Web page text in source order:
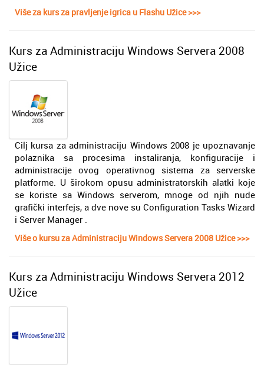
Više za kurs za pravljenje igrica u Flashu Užice >>>
Kurs za Administraciju Windows Servera 2008
Užice
Cilj kursa za administraciju Windows 2008 je upoznavanje
polaznika sa procesima instaliranja, konfiguracije i
administracije ovog operativnog sistema za serverske
platforme. U širokom opusu administratorskih alatki koje
se koriste sa Windows serverom, mnoge od njih nude
grafički interfejs, a dve nove su Configuration Tasks Wizard
i Server Manager .
Više o kursu za Administraciju Windows Servera 2008 Užice >>>
Kurs za Administraciju Windows Servera 2012
Užice